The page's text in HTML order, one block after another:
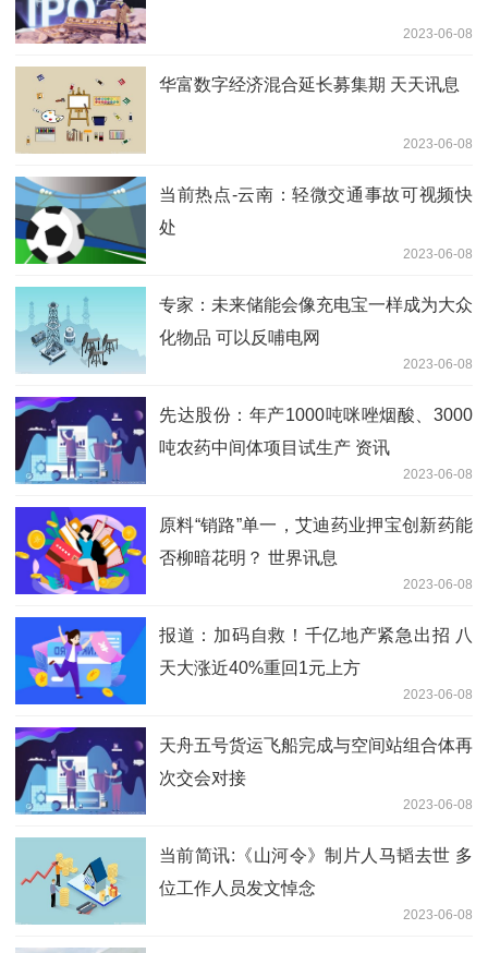
2023-06-08
华富数字经济混合延长募集期 天天讯息
2023-06-08
当前热点-云南：轻微交通事故可视频快
处
2023-06-08
专家：未来储能会像充电宝一样成为大众
化物品 可以反哺电网
2023-06-08
先达股份：年产1000吨咪唑烟酸、3000
吨农药中间体项目试生产 资讯
2023-06-08
原料“销路”单一，艾迪药业押宝创新药能
否柳暗花明？ 世界讯息
2023-06-08
报道：加码自救！千亿地产紧急出招 八
天大涨近40%重回1元上方
2023-06-08
天舟五号货运飞船完成与空间站组合体再
次交会对接
2023-06-08
当前简讯:《山河令》制片人马韬去世 多
位工作人员发文悼念
2023-06-08